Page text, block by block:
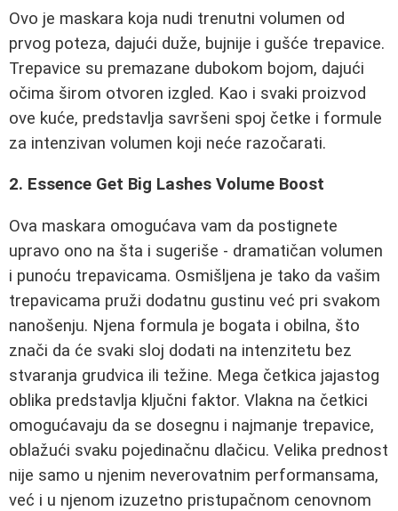
Ovo je maskara koja nudi trenutni volumen od
prvog poteza, dajući duže, bujnije i gušće trepavice.
Trepavice su premazane dubokom bojom, dajući
očima širom otvoren izgled. Kao i svaki proizvod
ove kuće, predstavlja savršeni spoj četke i formule
za intenzivan volumen koji neće razočarati.
2. Essence Get Big Lashes Volume Boost
Ova maskara omogućava vam da postignete
upravo ono na šta i sugeriše - dramatičan volumen
i punoću trepavicama. Osmišljena je tako da vašim
trepavicama pruži dodatnu gustinu već pri svakom
nanošenju. Njena formula je bogata i obilna, što
znači da će svaki sloj dodati na intenzitetu bez
stvaranja grudvica ili težine. Mega četkica jajastog
oblika predstavlja ključni faktor. Vlakna na četkici
omogućavaju da se dosegnu i najmanje trepavice,
oblažući svaku pojedinačnu dlačicu. Velika prednost
nije samo u njenim neverovatnim performansama,
već i u njenom izuzetno pristupačnom cenovnom